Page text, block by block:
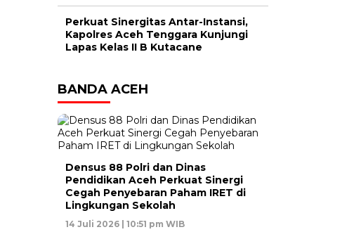
Perkuat Sinergitas Antar-Instansi,
Kapolres Aceh Tenggara Kunjungi
Lapas Kelas II B Kutacane
BANDA ACEH
Densus 88 Polri dan Dinas
Pendidikan Aceh Perkuat Sinergi
Cegah Penyebaran Paham IRET di
Lingkungan Sekolah
14 Juli 2026 | 10:51 pm WIB